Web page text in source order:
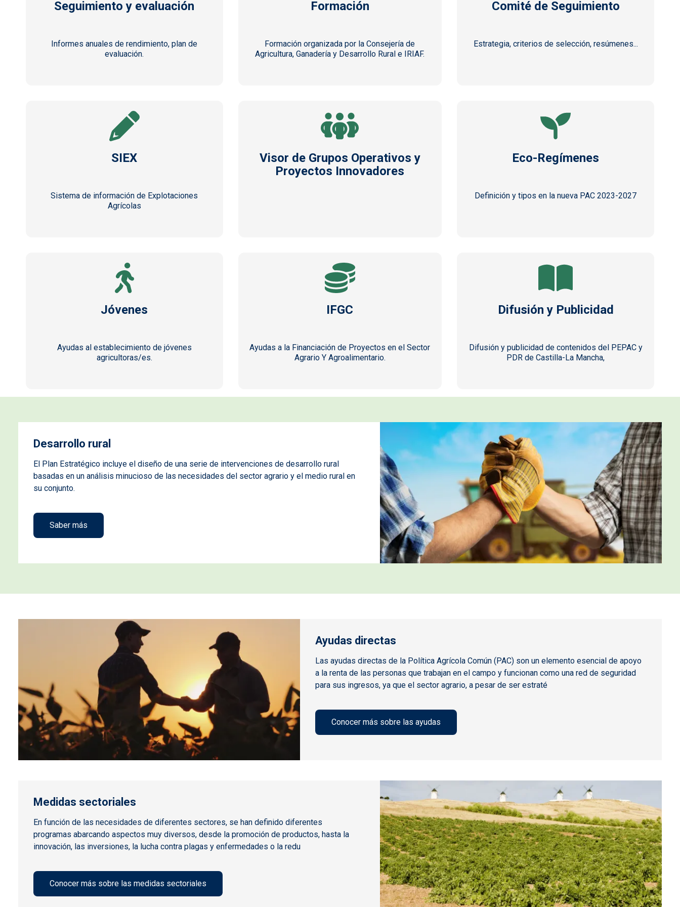
Seguimiento y evaluación
Informes anuales de rendimiento, plan de
evaluación.
Formación
Formación organizada por la Consejería de
Agricultura, Ganadería y Desarrollo Rural e IRIAF.
Comité de Seguimiento
Estrategia, criterios de selección, resúmenes...
SIEX
Sistema de información de Explotaciones
Agrícolas
Visor de Grupos Operativos y
Proyectos Innovadores
Eco-Regímenes
Definición y tipos en la nueva PAC 2023-2027
Jóvenes
Ayudas al establecimiento de jóvenes
agricultoras/es.
IFGC
Ayudas a la Financiación de Proyectos en el Sector
Agrario Y Agroalimentario.
Difusión y Publicidad
Difusión y publicidad de contenidos del PEPAC y
PDR de Castilla-La Mancha,
Desarrollo rural
El Plan Estratégico incluye el diseño de una serie de intervenciones de desarrollo rural
basadas en un análisis minucioso de las necesidades del sector agrario y el medio rural en
su conjunto.
Saber más
Ayudas directas
Las ayudas directas de la Política Agrícola Común (PAC) son un elemento esencial de apoyo
a la renta de las personas que trabajan en el campo y funcionan como una red de seguridad
para sus ingresos, ya que el sector agrario, a pesar de ser estraté
Conocer más sobre las ayudas
Medidas sectoriales
En función de las necesidades de diferentes sectores, se han definido diferentes
programas abarcando aspectos muy diversos, desde la promoción de productos, hasta la
innovación, las inversiones, la lucha contra plagas y enfermedades o la redu
Conocer más sobre las medidas sectoriales